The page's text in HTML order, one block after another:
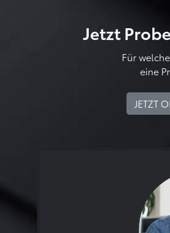
Jetzt
Für
eine
JETZT